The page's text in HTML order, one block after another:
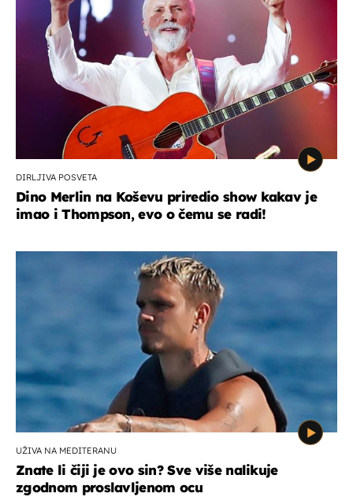
DIRLJIVA POSVETA
Dino Merlin na Koševu priredio show kakav je
imao i Thompson, evo o čemu se radi!
UŽIVA NA MEDITERANU
Znate li čiji je ovo sin? Sve više nalikuje
zgodnom proslavljenom ocu